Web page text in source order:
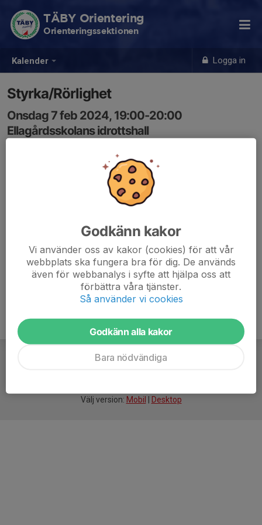
Kalender Logga in
TÄBY Orientering
Orienteringssektionen
Styrka/Rörlighet
Onsdag 7 feb 2024, 19:00-20:00
Ellagårdsskolans idrottshall
Styrkegympa som passar alla.....barn, ungdomar, vuxna.
Välj version: Mobil Desktop
Godkänn kakor
Vi använder oss av kakor (cookies) för att vår
webbplats ska fungera bra för dig. De används
även för webbanalys i syfte att hjälpa oss att
förbättra våra tjänster.
Så använder vi cookies
Godkänn alla kakor
Bara nödvändiga